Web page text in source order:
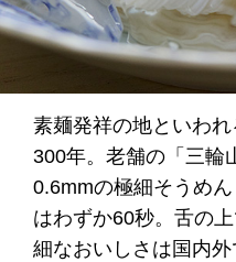
素麺発祥の地といわ
300年。老舗の「三輪
0.6mmの極細そうめ
はわずか60秒。舌の
細なおいしさは国内